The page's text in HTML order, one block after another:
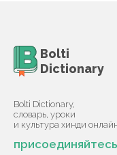
Bolti
Dictionary
Bolti Dictionary,
словарь, уроки
и культура хинди